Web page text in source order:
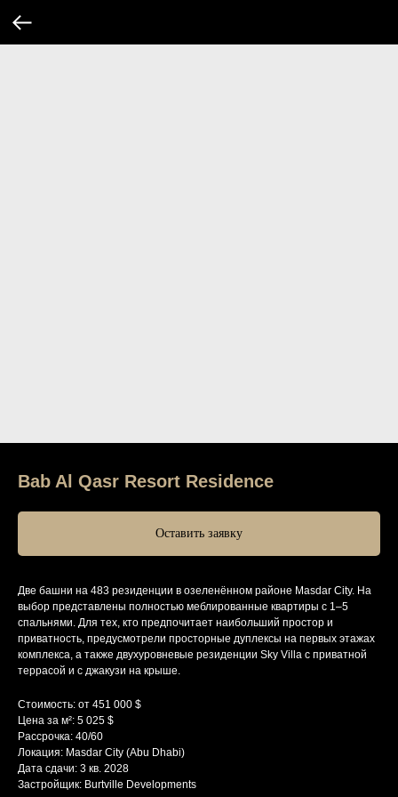
Bab Al Qasr Resort Residence
Оставить заявку
Две башни на 483 резиденции в озеленённом районе Masdar City. На
выбор представлены полностью меблированные квартиры с 1–5
спальнями. Для тех, кто предпочитает наибольший простор и
приватность, предусмотрели просторные дуплексы на первых этажах
комплекса, а также двухуровневые резиденции Sky Villa с приватной
террасой и с джакузи на крыше.
Стоимость: от 451 000 $
Цена за м²: 5 025 $
Рассрочка: 40/60
Локация: Masdar City (Abu Dhabi)
Дата сдачи: 3 кв. 2028
Застройщик: Burtville Developments